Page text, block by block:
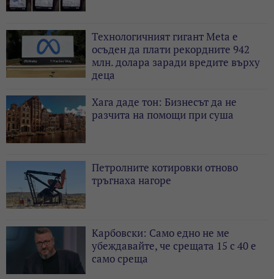
Технологичният гигант Meta е
осъден да плати рекордните 942
млн. долара заради вредите върху
деца
Хага даде тон: Бизнесът да не
разчита на помощи при суша
Петролните котировки отново
тръгнаха нагоре
Карбовски: Само едно не ме
убеждавайте, че срещата 15 с 40 е
само среща